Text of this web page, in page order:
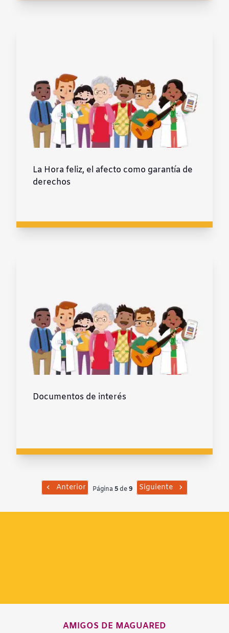
La Hora feliz, el afecto como garantía de
derechos
Documentos de interés
Anterior Página 5 de9 Siguiente
AMIGOS DE MAGUARED